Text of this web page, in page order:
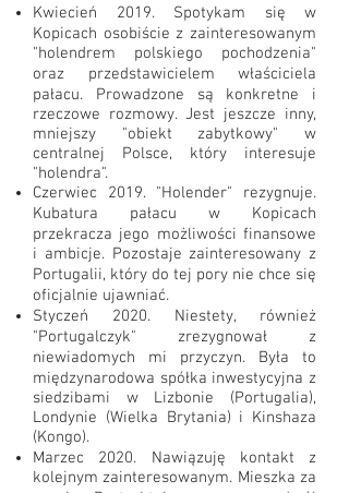
Kwiecień 2019. Spotykam się w
Kopicach osobiście z zainteresowanym
"holendrem polskiego pochodzenia"
oraz przedstawicielem właściciela
pałacu. Prowadzone są konkretne i
rzeczowe rozmowy. Jest jeszcze inny,
mniejszy "obiekt zabytkowy" w
centralnej Polsce, który interesuje
"holendra".
Czerwiec 2019. "Holender" rezygnuje.
Kubatura pałacu w Kopicach
przekracza jego możliwości finansowe
i ambicje. Pozostaje zainteresowany z
Portugalii, który do tej pory nie chce się
oficjalnie ujawniać.
Styczeń 2020. Niestety, również
"Portugalczyk" zrezygnował z
niewiadomych mi przyczyn. Była to
międzynarodowa spółka inwestycyjna z
siedzibami w Lizbonie (Portugalia),
Londynie (Wielka Brytania) i Kinshaza
(Kongo).
Marzec 2020. Nawiązuję kontakt z
kolejnym zainteresowanym. Mieszka za